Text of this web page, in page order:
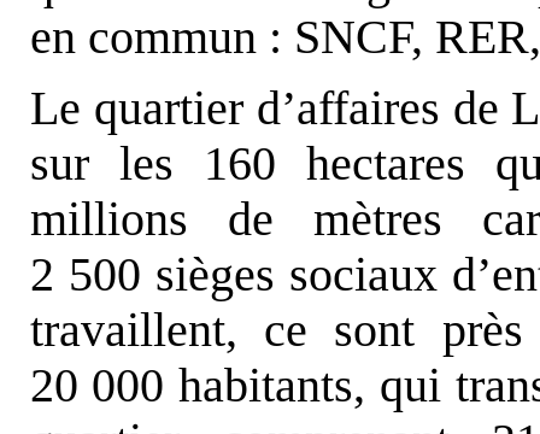
en commun : SNCF,
Le quartier d’affaires de
sur les 160 hectares
millions de mètres
2 500 sièges sociaux
travaillent, ce sont
20 000 habitants, qui